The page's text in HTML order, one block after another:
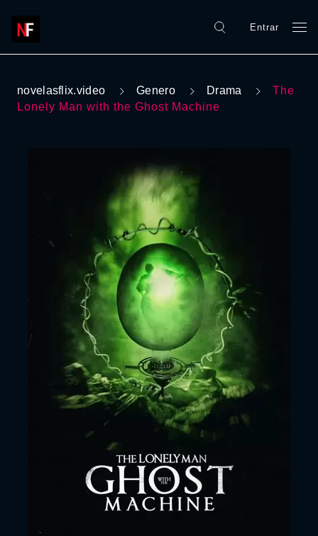
Entrar
novelasflix.video Genero Drama
The
Lonely Man with the Ghost Machine